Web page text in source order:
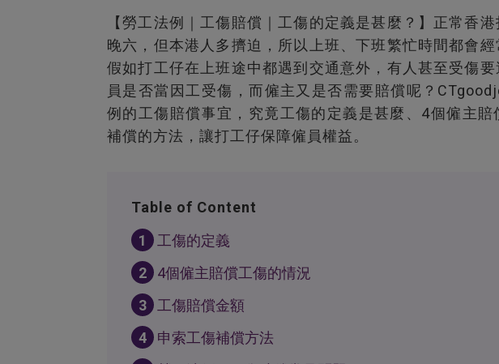
【勞工法例｜工傷賠償｜工傷的定義是甚麼？】正常香
晚六，但本港人多擠迫，所以上班、下班繁忙時間都會經
假如打工仔在上班途中都遇到交通意外，有人甚至受傷
員是否當因工受傷，而僱主又是否需要賠償呢？
例的工傷賠償事宜，究竟工傷的定義是甚麼、4個僱主
補償的方法，讓打工仔保障僱員權益。
Table of Content
1
工傷的定義
2
4個僱主賠償工傷的情況
3
工傷賠償金額
4
申索工傷補償方法